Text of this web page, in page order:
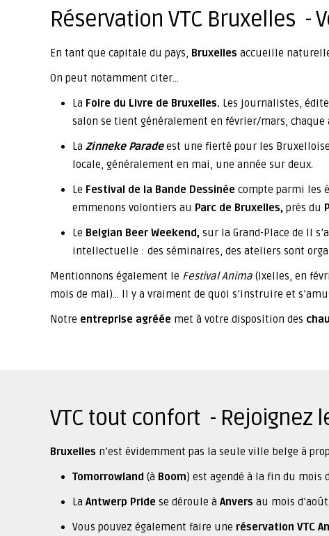
Réservation VTC Bruxelles
En tant que capitale du pays, Bruxelles accueille
On peut notamment citer…
La Foire du Livre de Bruxelles. Les journalistes,
salon se tient généralement en février/mars, chaque
La Zinneke Paradeest une fierté pour les
locale, généralement en mai, une année sur deux.
Le Festival de la Bande Dessinée compte parmi les
emmenons volontiers au Parc de Bruxelles, près du
Le Belgian Beer Weekend, sur la Grand-Place de Il
intellectuelle : des séminaires, des ateliers sont
Mentionnons également le Festival Anima (Ixelles, en
mois de mai)… Il y a vraiment de quoi s’instruire et
Notre entreprise agréée met à votre disposition des
VTC tout confort -
Bruxelles n’est évidemment pas la seule ville belge à
Tomorrowland (à Boom) est agendé à la fin du
La Antwerp Pride se déroule à Anvers au mois
Vous pouvez également faire une réservation VTC